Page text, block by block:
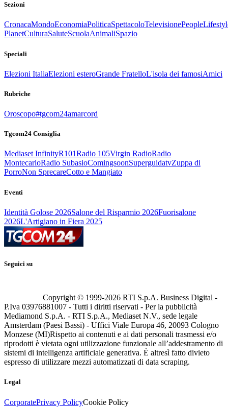
Sezioni
CronacaMondoEconomiaPoliticaSpettacoloTelevisionePeople
PlanetCulturaSaluteScuolaAnimaliSpazio
Speciali
Elezioni ItaliaElezioni esteroGrande FratelloL'isola dei famosiAmici
Rubriche
Oroscopo#tgcom24amarcord
Tgcom24 Consiglia
Mediaset InfinityR101Radio 105Virgin RadioRadio
MontecarloRadio SubasioComingsoonSuperguidatvZuppa di
PorroNon SprecareCotto e Mangiato
Eventi
Identità Golose 2026Salone del Risparmio 2026Fuorisalone
2026L'Artigiano in Fiera 2025
Seguici su
Copyright © 1999-2026 RTI S.p.A. Business Digital -
P.Iva 03976881007 - Tutti i diritti riservati - Per la pubblicità
Mediamond S.p.A. - RTI S.p.A., Mediaset N.V., sede legale
Amsterdam (Paesi Bassi) - Uffici Viale Europa 46, 20093 Cologno
Monzese (MI)Rispetto ai contenuti e ai dati personali trasmessi e/o
riprodotti è vietata ogni utilizzazione funzionale all’addestramento di
sistemi di intelligenza artificiale generativa. È altresì fatto divieto
espresso di utilizzare mezzi automatizzati di data scraping.
Legal
CorporatePrivacy PolicyCookie Policy